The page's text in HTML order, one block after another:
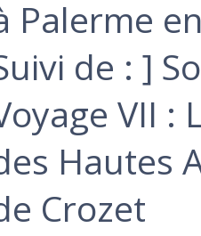
Palerme
de : ]
VII :
Hautes
Crozet‎